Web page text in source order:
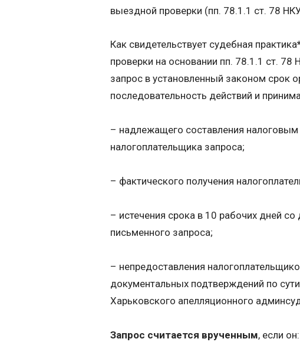
выездной проверки (пп. 78.1.1 ст. 78
Как свидетельствует судебная практика
проверки на основании пп. 78.1.1 ст. 78
запрос в установленный законом срок
последовательность действий и
– надлежащего составления
налогоплательщика запроса;
– фактического получения
– истечения срока в 10 рабочих дней
письменного запроса;
– непредоставления
документальных подтверждений по
Харьковского апелляционного
Запрос считается врученным, если